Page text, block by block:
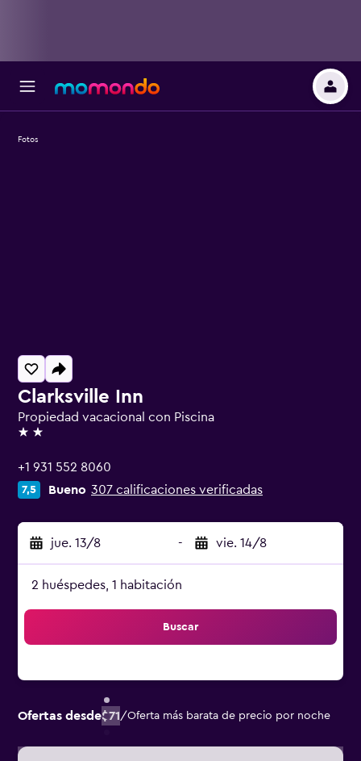
Clarksville Inn
Propiedad vacacional con Piscina
2 estrellas
+1 931 552 8060
7,5 Bueno 307 calificaciones verificadas
jue. 13/8 - vie. 14/8
2 huéspedes, 1 habitación
Buscar
Ofertas desde$71/Oferta más barata de precio por noche
Fotos